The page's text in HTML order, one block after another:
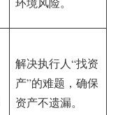
解决执行人“找资
产”的难题，确保
资产不遗漏。